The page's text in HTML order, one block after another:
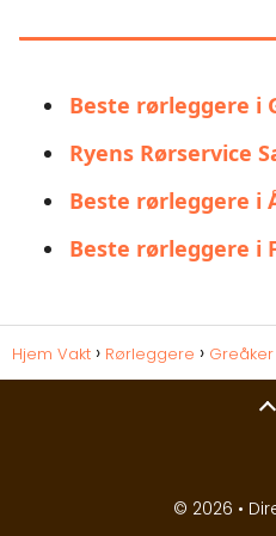
Beste rørleggere i
Ryens Rørservice
Beste rørleggere i
Beste rørleggere i
Hjem Vakt Rørleggere Greåker
© 2026 •